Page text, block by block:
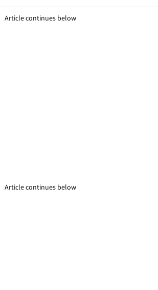
Article continues below
Article continues below